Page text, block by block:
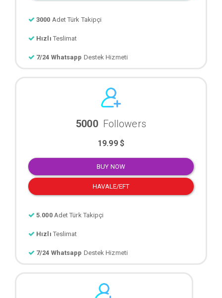
3000 Adet Türk Takipçi
Hızlı Teslimat
7/24 Whatsapp Destek Hizmeti
5000 Followers
19.99 $
BUY NOW
HAVALE/EFT
5.000 Adet Türk Takipçi
Hızlı Teslimat
7/24 Whatsapp Destek Hizmeti